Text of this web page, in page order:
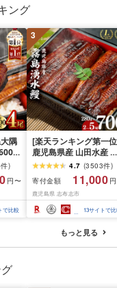
ング
隅
う
件)
円〜
で比較
3
[楽天ランキング第一
鹿児島県産 山田水産
島湧水鰻[2尾 or 3尾
尾 or 5尾](1尾140g) う
なぎ 鰻 ウナギ 2尾 3
尾 5尾 国産 蒲焼 かば
き 冷凍 惣菜 うな重 人
期間限定[高評価
[山田水産]
4.7 (3503件)
寄付金額
11,000
鹿児島県 志布志市
13サイトで
もっと見る